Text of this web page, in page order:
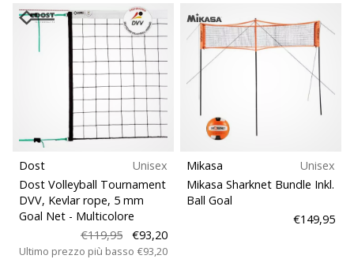
Dost
Unisex
Dost Volleyball Tournament
DVV, Kevlar rope, 5 mm
Goal Net - Multicolore
€119,95
€93,20
Ultimo prezzo più basso €93,20
Mikasa
Unisex
Mikasa Sharknet Bundle Inkl.
Ball Goal
€149,95